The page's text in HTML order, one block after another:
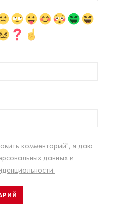
комментарий", я даю
данных и